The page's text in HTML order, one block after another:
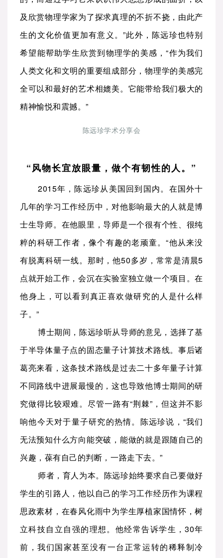
及欣赏物理学家为了探求真理的不折不挠，由此产
生的文化价值更加有意义。”此外，陈远珍也特别
希望能帮助学生欣赏到物理学的美感，“作为我们
人类文化和文明的重要组成部分，物理学的美感完
全可以和最好的艺术相媲美。它能带给我们极大的
精神愉悦和震撼。”
陈远珍学术分享会
“风物长宜放眼量，做个有韧性的人。”
2015年，陈远珍从美国回到国内。在国外十
几年的学习工作经历中，对他影响最大的人就是博
士生导师。在他眼里，导师是一个很有个性、很纯
粹的科研工作者，像个有趣的老顽童。“他从来没
有脱离科研一线。那时，他50多岁，常常是清晨5
点就开始工作，会沉在实验室独立做一个项目。在
他身上，可以看到真正喜欢做研究的人是什么样
子。”
博士期间，陈远珍听从导师的意见，选择了基
于半导体量子点的固态量子计算技术路线。事后诸
葛亮来看，这条技术路线是过去二十多年量子计算
不同路线中进展最慢的，这也导致他博士期间的研
究做得比较艰难。尽管一路有“荆棘”，但这并不影
响他今天对于量子研究的热情。陈远珍说，“我们
无法预知什么方向能突破，能做的就是跟随自己的
兴趣，葆有自己的判断，一路走下去。”
师者，育人为本。陈远珍始终要求自己要做好
学生的引路人，他以自己的学习工作经历作为课程
思政素材，在春风化雨中为学生厚植家国情怀，树
立科技自立自强的理想。他经常告诉学生，30年
前，我们国家甚至没有一台正常运转的稀释制冷